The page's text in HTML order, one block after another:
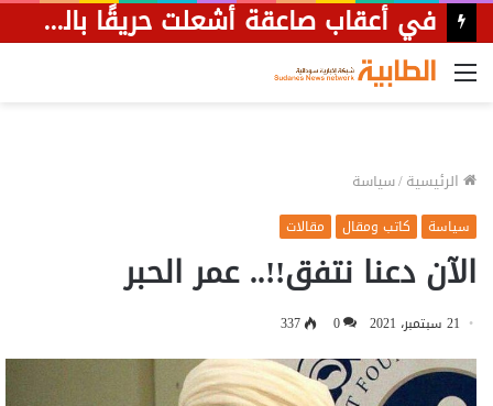
قلق من تأثير انقطاع الكهرباء على مرضى الكلى بمستشفى البان جديد
القائمة
الرئيسية/سياسة
سياسة كاتب ومقال مقالات
الآن دعنا نتفق!!.. عمر الحبر
21 سبتمبر، 2021 0
337